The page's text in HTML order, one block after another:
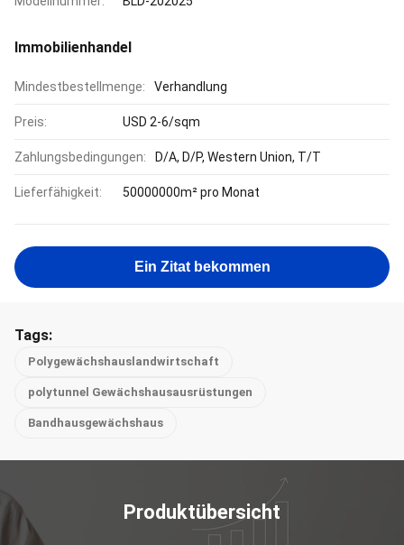
Immobilienhandel
Mindestbestellmenge: Verhandlung
Preis: USD 2-6/sqm
Zahlungsbedingungen: D/A, D/P, Western Union, T/T
Lieferfähigkeit: 50000000m² pro Monat
Ein Zitat bekommen
Tags:
Polygewächshauslandwirtschaft
polytunnel Gewächshausausrüstungen
Bandhausgewächshaus
Produktübersicht